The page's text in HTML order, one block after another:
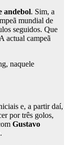
andebol. Sim, a
mundial de
seguidos. Que
actual campeã
naquele
e, a partir daí,
por três golos,
Gustavo